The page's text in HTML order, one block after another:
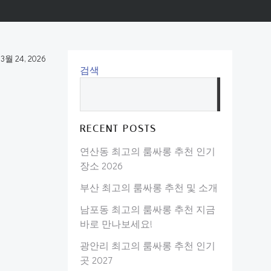
3월 24, 2026
검색
RECENT POSTS
연산동 최고의 룸싸롱 추천 인기
장소 2026
부산 최고의 룸싸롱 추천 및 소개
남포동 최고의 룸싸롱 추천 지금
바로 만나보세요!
광안리 최고의 룸싸롱 추천 인기
곳 2027